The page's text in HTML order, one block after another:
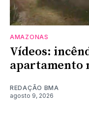
AMAZONAS
Vídeos:
apartamento
REDAÇÃO BMA
agosto 9, 2026